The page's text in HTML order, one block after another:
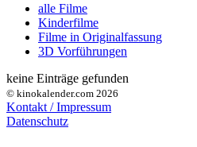
alle Filme
Kinderfilme
Filme in Originalfassung
3D Vorführungen
keine Einträge gefunden
© kinokalender.com 2026
Kontakt / Impressum
Datenschutz